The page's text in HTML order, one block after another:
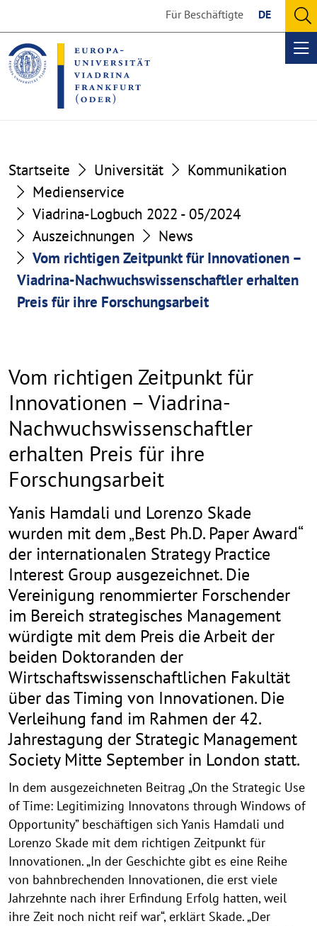
the
content
section
the
footer
section
Für Beschäftigte DE
Startseite Universität
Kommunikation
Medienservice
Viadrina-Logbuch 2022 - 05/2024
Auszeichnungen
News
Vom richtigen Zeitpunkt für Innovationen –
Viadrina-Nachwuchswissenschaftler erhalten
Preis für ihre Forschungsarbeit
Vom richtigen Zeitpunkt für
Innovationen – Viadrina-
Nachwuchswissenschaftler
erhalten Preis für ihre
Forschungsarbeit
Yanis Hamdali und Lorenzo Skade
wurden mit dem „Best Ph.D. Paper Award“
der internationalen Strategy Practice
Interest Group ausgezeichnet. Die
Vereinigung renommierter Forschender
im Bereich strategisches Management
würdigte mit dem Preis die Arbeit der
beiden Doktoranden der
Wirtschaftswissenschaftlichen Fakultät
über das Timing von Innovationen. Die
Verleihung fand im Rahmen der 42.
Jahrestagung der Strategic Management
Society Mitte September in London statt.
In dem ausgezeichneten Beitrag „On the Strategic Use
of Time: Legitimizing Innovatons through Windows of
Opportunity” beschäftigen sich Yanis Hamdali und
Lorenzo Skade mit dem richtigen Zeitpunkt für
Innovationen. „In der Geschichte gibt es eine Reihe
von bahnbrechenden Innovationen, die erst viele
Jahrzehnte nach ihrer Erfindung Erfolg hatten, weil
ihre Zeit noch nicht reif war“, erklärt Skade. „Der